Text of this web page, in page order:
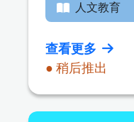
人文教育
查看更多
● 稍后推出